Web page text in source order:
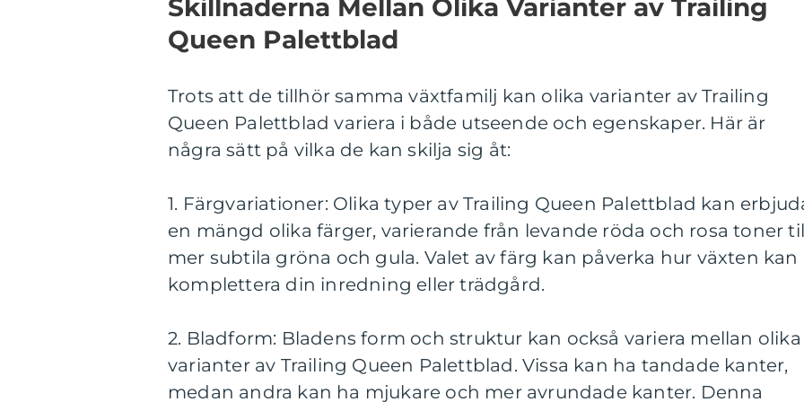
Skillnaderna Mellan Olika Varianter av Trailing
Queen Palettblad
Trots att de tillhör samma växtfamilj kan olika varianter av Trailing
Queen Palettblad variera i både utseende och egenskaper. Här är
några sätt på vilka de kan skilja sig åt:
1. Färgvariationer: Olika typer av Trailing Queen Palettblad kan
en mängd olika färger, varierande från levande röda och rosa toner
mer subtila gröna och gula. Valet av färg kan påverka hur växten kan
komplettera din inredning eller trädgård.
2. Bladform: Bladens form och struktur kan också variera mellan olika
varianter av Trailing Queen Palettblad. Vissa kan ha tandade kanter,
medan andra kan ha mjukare och mer avrundade kanter. Denna